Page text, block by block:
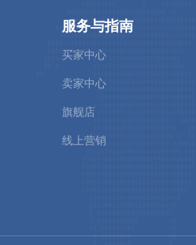
服务与指南
买家中心
卖家中心
旗舰店
线上营销